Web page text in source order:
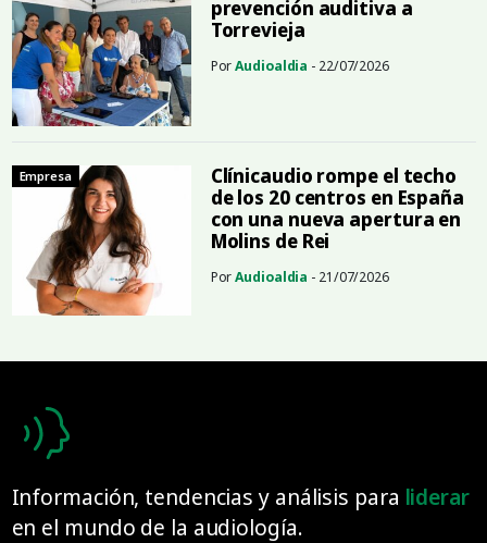
prevención auditiva a
Torrevieja
PorAudioaldia - 22/07/2026
Empresa
Clínicaudio rompe el techo
de los 20 centros en España
con una nueva apertura en
Molins de Rei
PorAudioaldia - 21/07/2026
Información, tendencias y análisis para liderar
en el mundo de la audiología.